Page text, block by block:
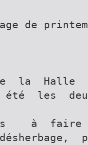
de
la Halle
été les
à